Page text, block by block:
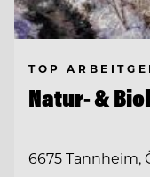
TOP
Natur- &
6675 Tannheim,